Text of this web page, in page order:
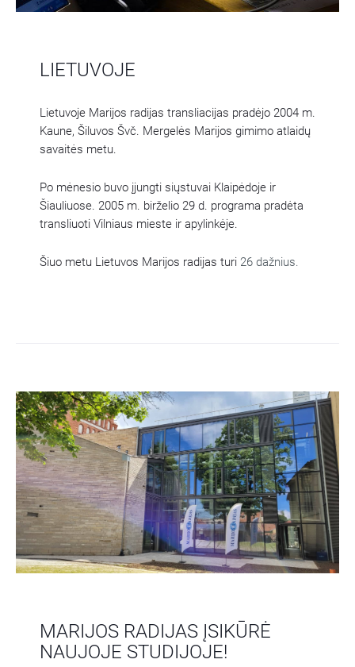
LIETUVOJE
Lietuvoje Marijos radijas transliacijas pradėjo 2004 m.
Kaune, Šiluvos Švč. Mergelės Marijos gimimo atlaidų
savaitės metu.
Po mėnesio buvo įjungti siųstuvai Klaipėdoje ir
Šiauliuose. 2005 m. birželio 29 d. programa pradėta
transliuoti Vilniaus mieste ir apylinkėje.
Šiuo metu Lietuvos Marijos radijas turi 26 dažnius.
MARIJOS RADIJAS ĮSIKŪRĖ
NAUJOJE STUDIJOJE!